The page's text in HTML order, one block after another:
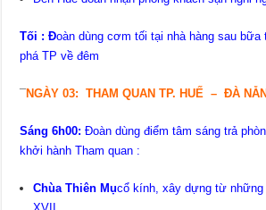
Tối : Đoàn dùng cơm tối tại nhà hàng sau bữa
phá TP về đêm
¯NGÀY03:THAM QUAN TP. HUẾ – ĐÀ
Sáng6h00: Đoàn dùng điểm tâm sáng trả
khởi hành Tham quan :
Chùa Thiên Mụcổ kính, xây dựng từ những